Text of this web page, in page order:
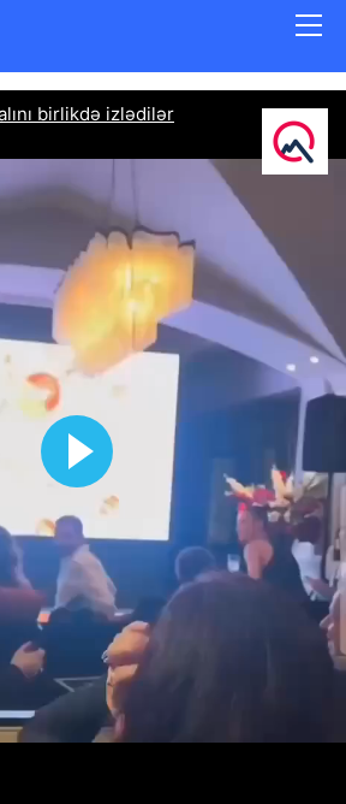
sezon finalını birlikdə
ABUNƏ OL